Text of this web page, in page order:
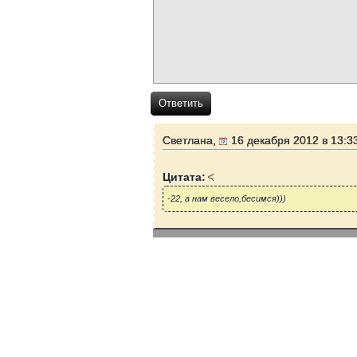
Ответить
Светлана, 16 декабря 2012 в
Цитата:
-22, а нам весело,бесимся)))